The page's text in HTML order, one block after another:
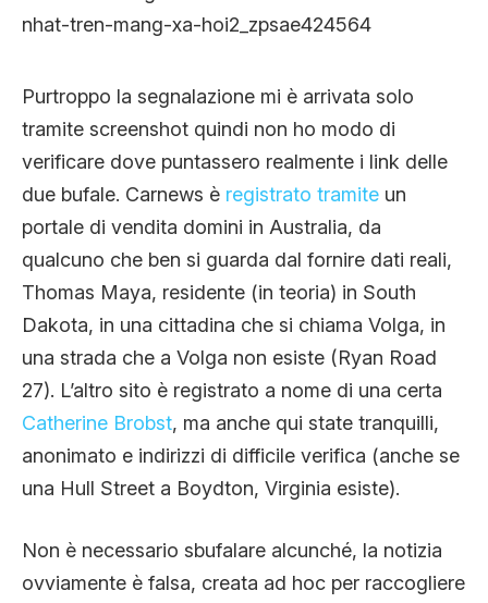
Purtroppo la segnalazione mi è arrivata solo
tramite screenshot quindi non ho modo di
verificare dove puntassero realmente i link delle
due bufale. Carnews è registrato tramite un
portale di vendita domini in Australia, da
qualcuno che ben si guarda dal fornire dati reali,
Thomas Maya, residente (in teoria) in South
Dakota, in una cittadina che si chiama Volga, in
una strada che a Volga non esiste (Ryan Road
27). L’altro sito è registrato a nome di una certa
Catherine Brobst, ma anche qui state tranquilli,
anonimato e indirizzi di difficile verifica (anche se
una Hull Street a Boydton, Virginia esiste).
Non è necessario sbufalare alcunché, la notizia
ovviamente è falsa, creata ad hoc per raccogliere